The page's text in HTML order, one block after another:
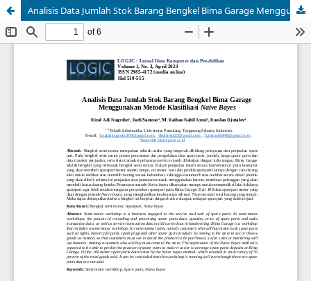
Analisis Data Jumlah Stok Barang Bengkel Bima Garage Menggunakan Metode Klasifikasi Naive Bayes